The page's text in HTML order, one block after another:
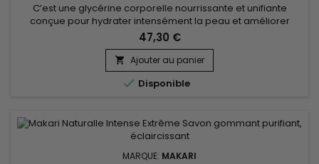
C’est une glycérine corporelle nourrissante et unifiante
conçue pour hydrater intensément la peau et améliorer
l’apparence du teint. Makari Exclusive Tone Boosting Body
Glycerin associe le Mulberry Root Extract, le Licorice Extract,
l’Ascorbic Acid (Vitamine C), la Vitamin A et la Vitamin E, des
actifs reconnus pour aider à réduire l’apparence des...
47,30 €
 Ajouter au panier
 Disponible
MARQUE: MAKARI